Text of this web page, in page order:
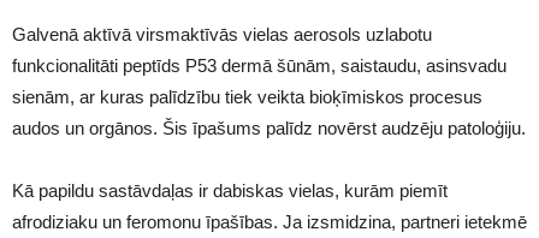
Galvenā aktīvā virsmaktīvās vielas aerosols uzlabotu
funkcionalitāti peptīds P53 dermā šūnām, saistaudu, asinsvadu
sienām, ar kuras palīdzību tiek veikta bioķīmiskos procesus
audos un orgānos. Šis īpašums palīdz novērst audzēju patoloģiju.
Kā papildu sastāvdaļas ir dabiskas vielas, kurām piemīt
afrodiziaku un feromonu īpašības. Ja izsmidzina, partneri ietekmē